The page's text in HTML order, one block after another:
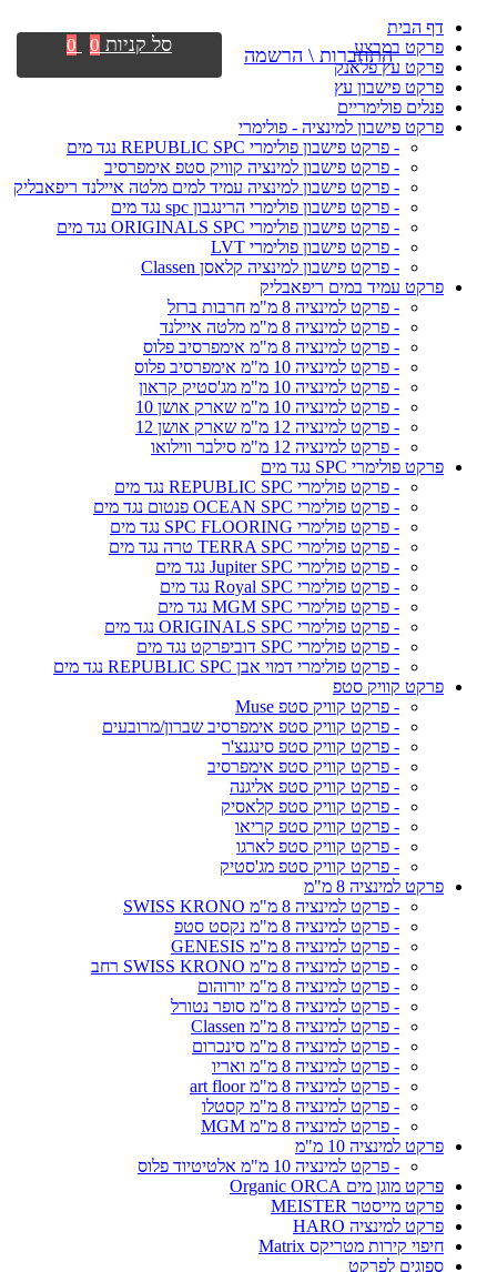
דף הבית
פרקט במבצע
פרקט עץ פלאנק
פרקט פישבון עץ
פנלים פולימריים
פרקט פישבון למינציה - פולימרי
- פרקט פישבון פולימרי REPUBLIC SPC נגד מים
- פרקט פישבון למינציה קוויק סטפ אימפרסיב
- פרקט פישבון למינציה עמיד למים מלטה איילנד ריפאבליק
- פרקט פישבון פולימרי הרינגבון spc נגד מים
- פרקט פישבון פולימרי ORIGINALS SPC נגד מים
- פרקט פישבון פולימרי LVT
- פרקט פישבון למינציה קלאסן Classen
פרקט עמיד במים ריפאבליק
- פרקט למינציה 8 מ"מ חרבות ברזל
- פרקט למינציה 8 מ"מ מלטה איילנד
- פרקט למינציה 8 מ"מ אימפרסיב פלוס
- פרקט למינציה 10 מ"מ אימפרסיב פלוס
- פרקט למינציה 10 מ"מ מג'סטיק קראון
- פרקט למינציה 10 מ"מ שארק אושן 10
- פרקט למינציה 12 מ"מ שארק אושן 12
- פרקט למינציה 12 מ"מ סילבר ווילואו
פרקט פולימרי SPC נגד מים
- פרקט פולימרי REPUBLIC SPC נגד מים
- פרקט פולימרי OCEAN SPC פנטום נגד מים
- פרקט פולימרי SPC FLOORING נגד מים
- פרקט פולימרי TERRA SPC טרה נגד מים
- פרקט פולימרי Jupiter SPC נגד מים
- פרקט פולימרי Royal SPC נגד מים
- פרקט פולימרי MGM SPC נגד מים
- פרקט פולימרי ORIGINALS SPC נגד מים
- פרקט פולימרי SPC דוביפרקט נגד מים
- פרקט פולימרי דמוי אבן REPUBLIC SPC נגד מים
פרקט קוויק סטפ
- פרקט קוויק סטפ Muse
- פרקט קוויק סטפ אימפרסיב שברון/מרובעים
- פרקט קוויק סטפ סינגנצ'ר
- פרקט קוויק סטפ אימפרסיב
- פרקט קוויק סטפ אליגנה
- פרקט קוויק סטפ קלאסיק
- פרקט קוויק סטפ קריאו
- פרקט קוויק סטפ לארגו
- פרקט קוויק סטפ מג'סטיק
פרקט למינציה 8 מ"מ
- פרקט למינציה 8 מ"מ SWISS KRONO
- פרקט למינציה 8 מ"מ נקסט סטפ
- פרקט למינציה 8 מ"מ GENESIS
- פרקט למינציה 8 מ"מ SWISS KRONO רחב
- פרקט למינציה 8 מ"מ יורוהום
- פרקט למינציה 8 מ"מ סופר נטורל
- פרקט למינציה 8 מ"מ Classen
- פרקט למינציה 8 מ"מ סינכרום
- פרקט למינציה 8 מ"מ ואריו
- פרקט למינציה 8 מ"מ art floor
- פרקט למינציה 8 מ"מ קסטלו
- פרקט למינציה 8 מ"מ MGM
פרקט למינציה 10 מ"מ
- פרקט למינציה 10 מ"מ אלטיטיוד פלוס
פרקט מוגן מים Organic ORCA
פרקט מייסטר MEISTER
פרקט למינציה HARO
חיפוי קירות מטריקס Matrix
ספוגים לפרקט
התחברות \ הרשמה סל קניות 0
0